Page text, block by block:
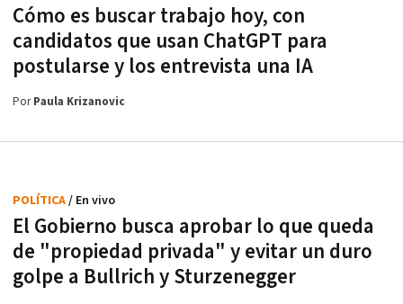
Cómo es buscar trabajo hoy, con
candidatos que usan ChatGPT para
postularse y los entrevista una IA
PorPaula Krizanovic
El Gobierno busca aprobar lo que queda
de "propiedad privada" y evitar un duro
golpe a Bullrich y Sturzenegger
POLÍTICA/ En vivo